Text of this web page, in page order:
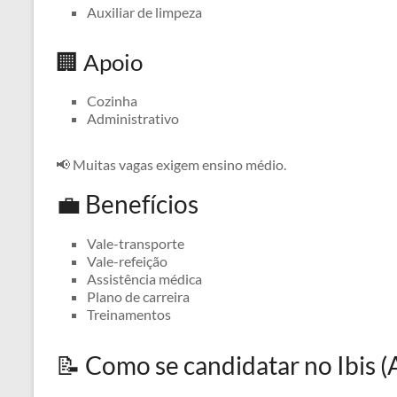
Auxiliar de limpeza
🏢 Apoio
Cozinha
Administrativo
📢 Muitas vagas exigem ensino médio.
💼 Benefícios
Vale-transporte
Vale-refeição
Assistência médica
Plano de carreira
Treinamentos
📝 Como se candidatar no Ibis